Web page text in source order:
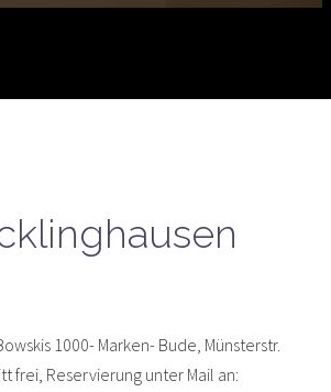
1000- Marken- Bude, Münsterstr.
frei, Reservierung unter Mail an: